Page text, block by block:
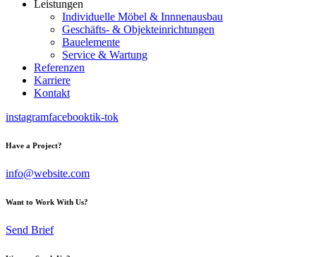
Leistungen
Individuelle Möbel & Innnenausbau
Geschäfts- & Objekteinrichtungen
Bauelemente
Service & Wartung
Referenzen
Karriere
Kontakt
instagramfacebooktik-tok
Have a Project?
info@website.com
Want to Work With Us?
Send Brief